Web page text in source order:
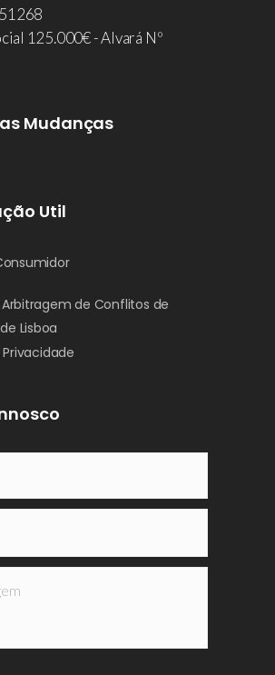
125.000€ - Alvará Nº
Mudanças
Util
de Conflitos de
Lisboa